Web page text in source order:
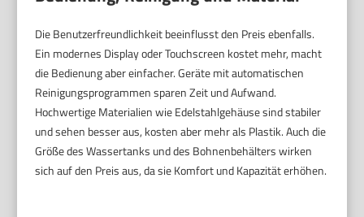
Die Benutzerfreundlichkeit beeinflusst den Preis ebenfalls.
Ein modernes Display oder Touchscreen kostet mehr, macht
die Bedienung aber einfacher. Geräte mit automatischen
Reinigungsprogrammen sparen Zeit und Aufwand.
Hochwertige Materialien wie Edelstahlgehäuse sind stabiler
und sehen besser aus, kosten aber mehr als Plastik. Auch die
Größe des Wassertanks und des Bohnenbehälters wirken
sich auf den Preis aus, da sie Komfort und Kapazität erhöhen.